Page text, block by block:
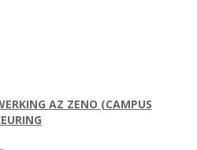
AZ ZENO (CAMPUS